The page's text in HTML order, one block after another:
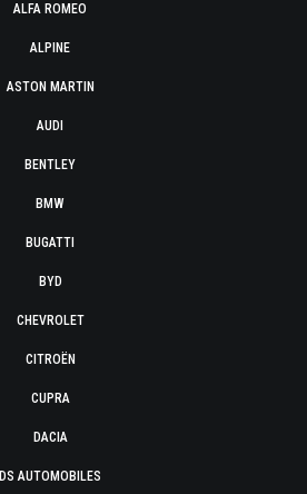
ALFA ROMEO
ALPINE
ASTON MARTIN
AUDI
BENTLEY
BMW
BUGATTI
BYD
CHEVROLET
CITROËN
CUPRA
DACIA
DS AUTOMOBILES